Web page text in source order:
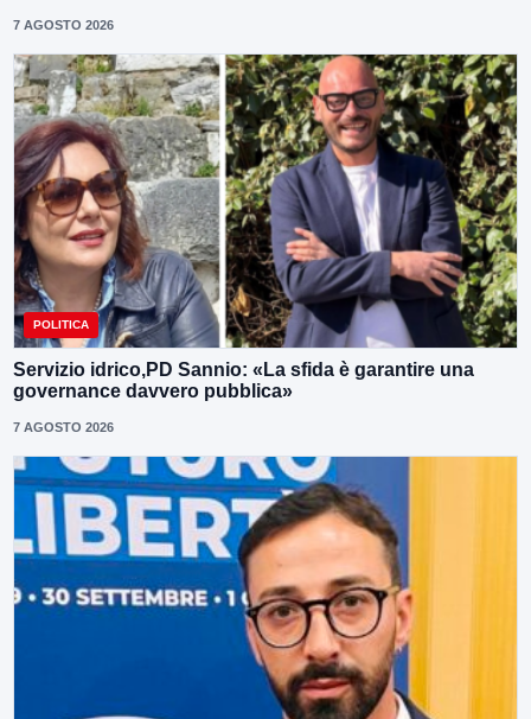
7 AGOSTO 2026
POLITICA
Servizio idrico,PD Sannio: «La sfida è garantire una
governance davvero pubblica»
7 AGOSTO 2026